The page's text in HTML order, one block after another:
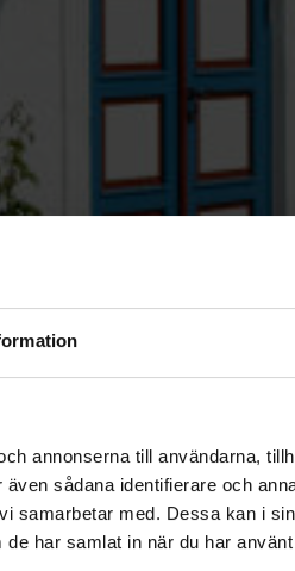
annonserna till användarna,
sådana identifierare och
samarbetar med. Dessa kan i
har samlat in när du har